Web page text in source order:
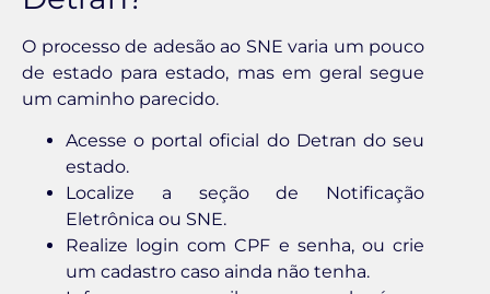
O processo de adesão ao SNE varia um pouco
de estado para estado, mas em geral segue
um caminho parecido.
Acesse o portal oficial do Detran do seu
estado.
Localize a seção de Notificação
Eletrônica ou SNE.
Realize login com CPF e senha, ou crie
um cadastro caso ainda não tenha.